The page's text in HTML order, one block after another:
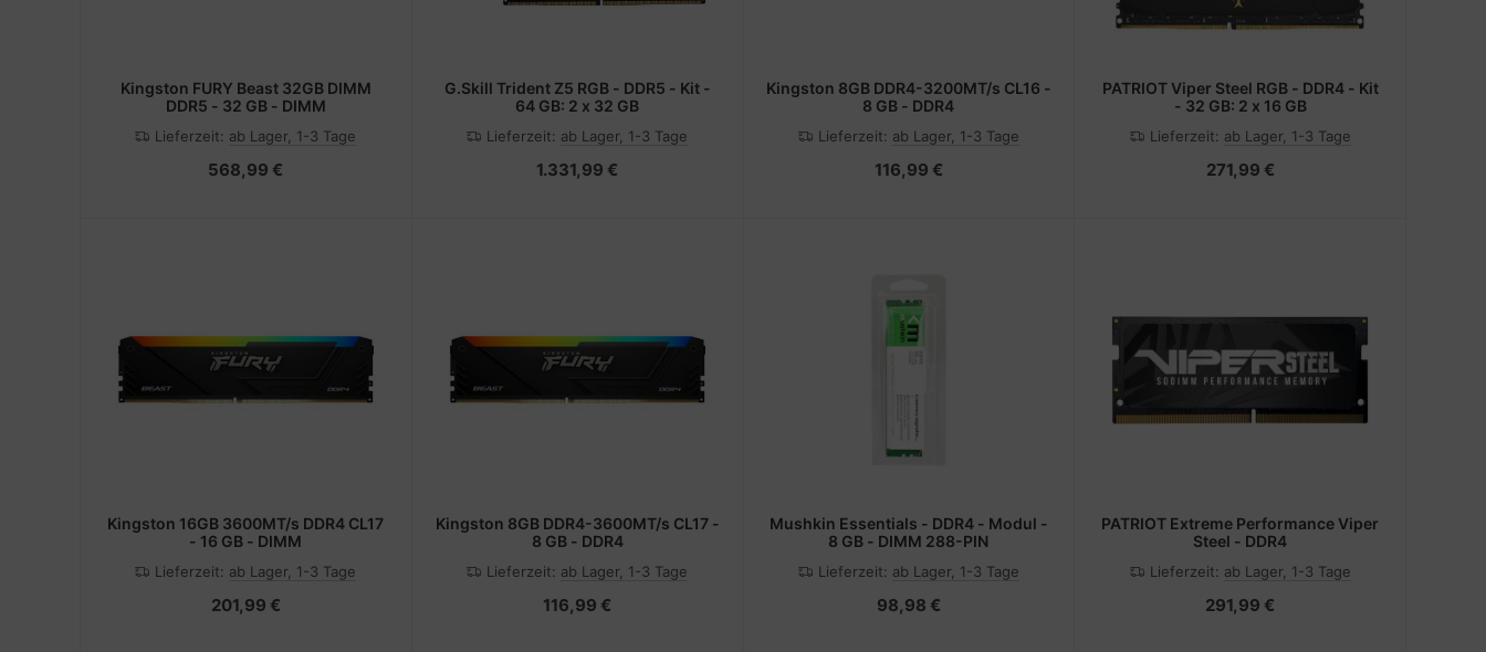
Kingston FURY Beast 32GB DIMM
DDR5 - 32 GB - DIMM
Lieferzeit: ab Lager, 1-3 Tage
568,99 €
G.Skill Trident Z5 RGB - DDR5 - Kit -
64 GB: 2 x 32 GB
Lieferzeit: ab Lager, 1-3 Tage
1.331,99 €
Kingston 8GB DDR4-3200MT/s CL16 -
8 GB - DDR4
Lieferzeit: ab Lager, 1-3 Tage
116,99 €
PATRIOT Viper Steel RGB - DDR4 - Kit
- 32 GB: 2 x 16 GB
Lieferzeit: ab Lager, 1-3 Tage
271,99 €
Kingston 16GB 3600MT/s DDR4 CL17
- 16 GB - DIMM
Lieferzeit: ab Lager, 1-3 Tage
201,99 €
Kingston 8GB DDR4-3600MT/s CL17 -
8 GB - DDR4
Lieferzeit: ab Lager, 1-3 Tage
116,99 €
Mushkin Essentials - DDR4 - Modul -
8 GB - DIMM 288-PIN
Lieferzeit: ab Lager, 1-3 Tage
98,98 €
PATRIOT Extreme Performance Viper
Steel - DDR4
Lieferzeit: ab Lager, 1-3 Tage
291,99 €